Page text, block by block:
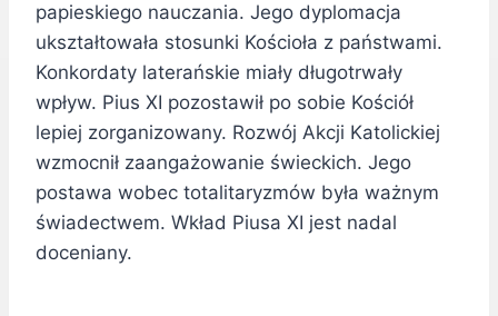
papieskiego nauczania. Jego dyplomacja
ukształtowała stosunki Kościoła z państwami.
Konkordaty laterańskie miały długotrwały
wpływ. Pius XI pozostawił po sobie Kościół
lepiej zorganizowany. Rozwój Akcji Katolickiej
wzmocnił zaangażowanie świeckich. Jego
postawa wobec totalitaryzmów była ważnym
świadectwem. Wkład Piusa XI jest nadal
doceniany.